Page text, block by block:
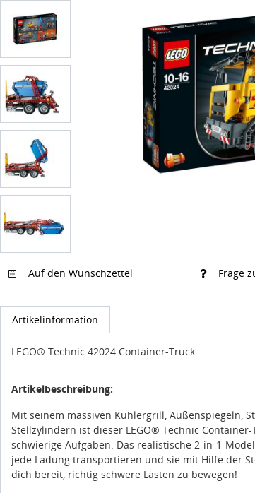
Auf den Wunschzettel Frage
Artikelinformation
LEGO® Technic 42024 Container-Truck
Artikelbeschreibung:
Mit seinem massiven Kühlergrill, Außenspiegeln,
Stellzylindern ist dieser LEGO® Technic
schwierige Aufgaben. Das realistische 2-in-1-
jede Ladung transportieren und sie mit Hilfe der
dich bereit, richtig schwere Lasten zu bewegen!